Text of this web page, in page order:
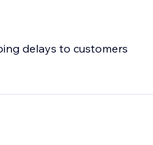
delays to customers